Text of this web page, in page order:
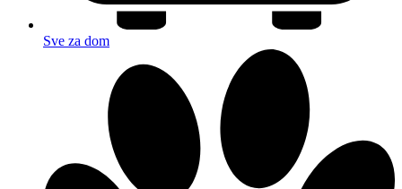
Sve za dom